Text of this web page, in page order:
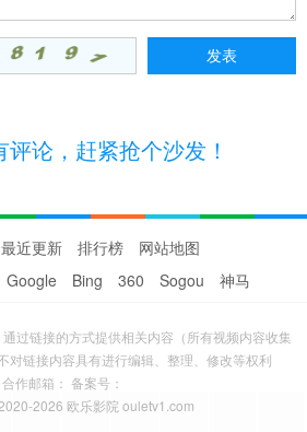
论，赶紧抢个沙发！
最近更新 排行榜
网站地图
Google Bing 360 Sogou 神马
过链接的方式提供相关内容（所有视频内容收集
对链接内容具有进行编辑、整理、修改等权利
合作邮箱： 备案号：
2026 欧乐影院 ouletv1.com